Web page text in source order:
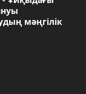
мәңгілік